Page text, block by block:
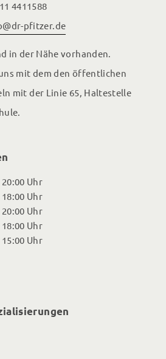
4411588
pfitzer.de
in der Nähe vorhanden.
mit dem den öffentlichen
mit der Linie 65, Haltestelle
20:00 Uhr
18:00 Uhr
20:00 Uhr
18:00 Uhr
15:00 Uhr